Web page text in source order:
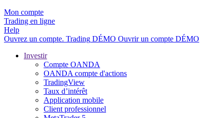
Mon compte
Trading en ligne
Help
Ouvrez un compte. Trading DÉMO Ouvrir un compte DÉMO
Investir
Compte OANDA
OANDA compte d'actions
TradingView
Taux d’intérêt
Application mobile
Client professionnel